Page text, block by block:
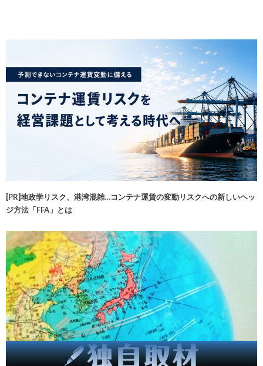
[PR]地政学リスク、港湾混雑…コンテナ運賃の変動リスクへの新しいヘッ
ジ方法「FFA」とは